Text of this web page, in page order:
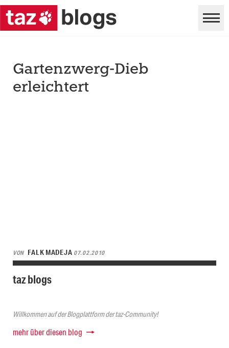
Gartenzwerg-Dieb
erleichtert
VON FALK MADEJA 07.02.2010
taz blogs
Willkommen auf der Blogplattform der taz-Community!
mehr über diesen blog